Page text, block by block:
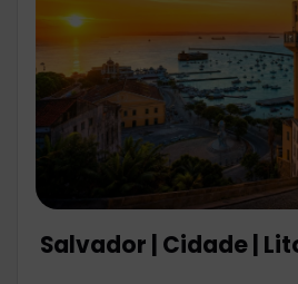
Salvador | Cidade |